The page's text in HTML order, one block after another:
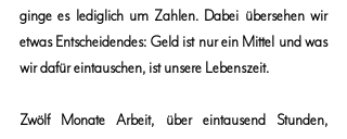
ginge es lediglich um Zahlen. Dabei übersehen wir
etwas Entscheidendes: Geld ist nur ein Mittel und was
wir dafür eintauschen, ist unsere Lebenszeit.
Zwölf Monate Arbeit, über eintausend Stunden,